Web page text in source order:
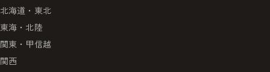
北海道・東北
東海・北陸
関東・甲信越
関西